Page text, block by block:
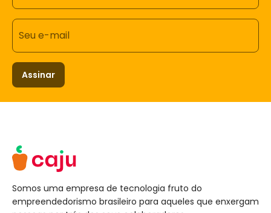
Seu e-mail
Assinar
Somos uma empresa de tecnologia fruto do
empreendedorismo brasileiro para aqueles que enxergam